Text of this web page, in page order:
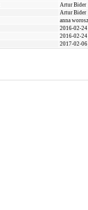
Artur Bider
Artur Bider
anna
2016-02-
2016-02-
2017-02-